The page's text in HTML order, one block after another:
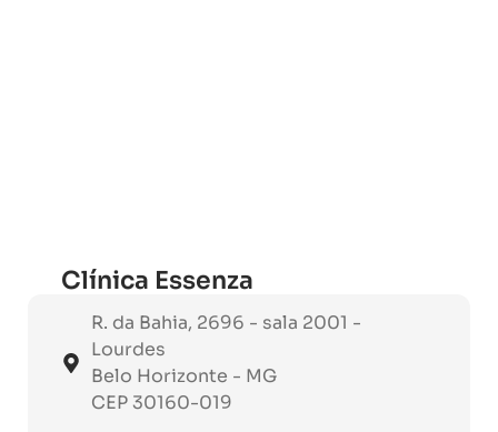
Clínica Essenza
R. da Bahia, 2696 - sala 2001 -
Lourdes
Belo Horizonte - MG
CEP 30160-019